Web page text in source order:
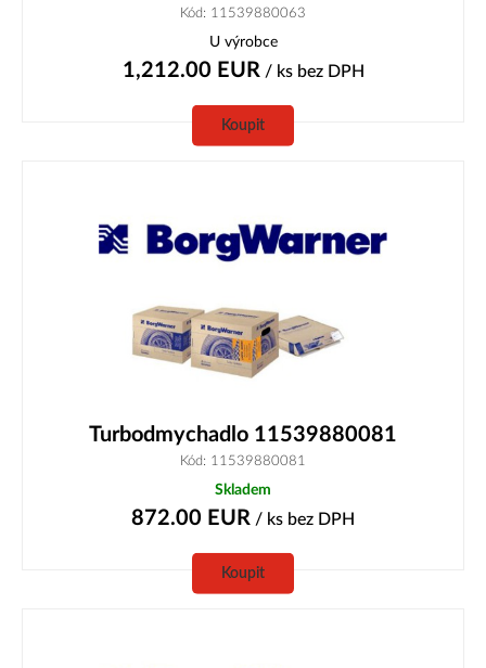
Kód: 11539880063
U výrobce
1,212.00 EUR/ ks bez DPH
Koupit
Turbodmychadlo 11539880081
Kód: 11539880081
Skladem
872.00 EUR / ks bez DPH
Koupit